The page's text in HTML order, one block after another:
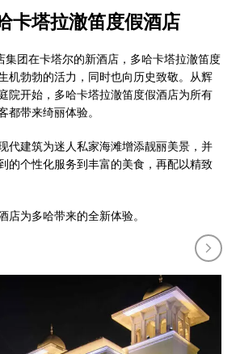
卡塔拉澈笛度假酒店
集团在卡塔尔的新酒店，多哈卡塔拉澈笛度
机勃勃的活力，同时也向历史致敬。从辉
院开始，多哈卡塔拉澈笛度假酒店为所有
都带来绮丽体验。
代建筑为迷人私家海滩增添靓丽美景，并
的个性化服务到丰富的美食，再配以精致
店为多哈带来的全新体验。
next